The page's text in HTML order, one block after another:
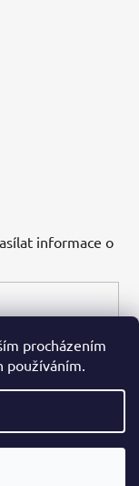
procházením
používáním.
informace o